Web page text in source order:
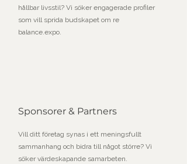
hållbar livsstil? Vi söker engagerade profiler
som vill sprida budskapet om re
balance.expo.
Sponsorer & Partners
Vill ditt företag synas i ett meningsfullt
sammanhang och bidra till något större? Vi
söker värdeskapande samarbeten.